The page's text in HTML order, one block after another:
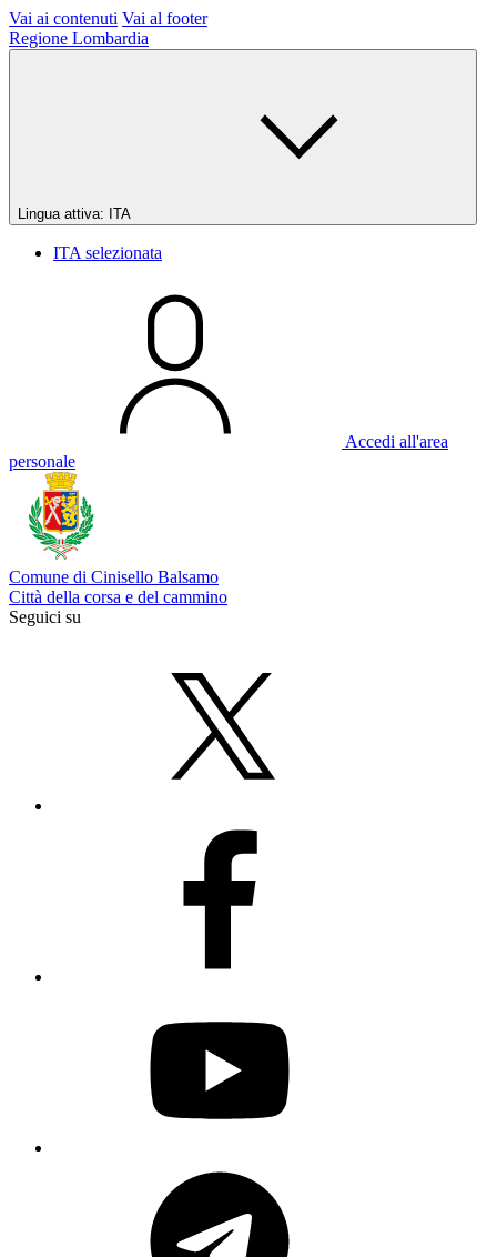
Vai ai contenuti Vai al footer
Regione Lombardia
Lingua attiva: ITA
ITA selezionata
Accedi all'area
personale
Comune di Cinisello Balsamo
Città della corsa e del cammino
Seguici su